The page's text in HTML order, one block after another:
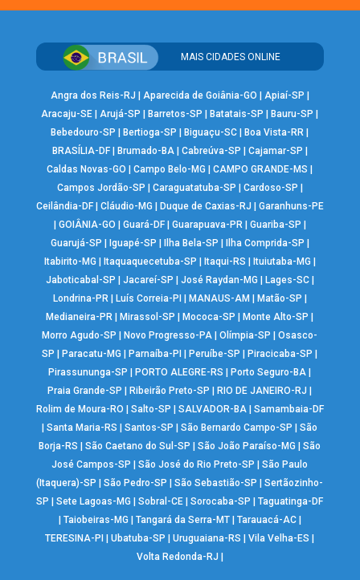
MAIS CIDADES ONLINE
Angra dos Reis-RJ Aparecida de Goiânia-GO Apiaí-SP
Aracaju-SE |Arujá-SP Barretos-SP Batatais-SP Bauru-SP
Bebedouro-SP
Bertioga-SP Biguaçu-SC Boa Vista-RR
BRASÍLIA-DF| Brumado-BA| Cabreúva-SP Cajamar-SP
Caldas Novas-GO
|Campo Belo-MG |CAMPO GRANDE-MS
Campos Jordão-SP
Caraguatatuba-SP Cardoso-SP
Ceilândia-DF| Cláudio-MG Duque de Caxias-RJ
Garanhuns-PE
GOIÂNIA-GO Guará-DF| Guarapuava-PR| Guariba-SP
Guarujá-SP
Iguapé-SP Ilha Bela-SP Ilha Comprida-SP
Itabirito-MG
Itaquaquecetuba-SP Itaqui-RS Ituiutaba-MG
Jaboticabal-SP
Jacareí-SP José Raydan-MG Lages-SC|
Londrina-PR| Luís Correia-PI MANAUS-AM Matão-SP
Medianeira-PR
Mirassol-SP Mococa-SP Monte Alto-SP
Morro Agudo-SP
Novo Progresso-PA |Olímpia-SP |Osasco-
SP
Paracatu-MG Parnaíba-PI Peruíbe-SP Piracicaba-SP
Pirassununga-SP
PORTO ALEGRE-RS Porto Seguro-BA
Praia Grande-SP
Ribeirão Preto-SP RIO DE JANEIRO-RJ
Rolim de Moura-RO
Salto-SP SALVADOR-BA| Samambaia-DF
|Santa Maria-RS |Santos-SP |São Bernardo Campo-SP |São
Borja-RS
|São Caetano do Sul-SP |São João Paraíso-MG |São
José Campos-SP
|São José do Rio Preto-SP |São Paulo
(Itaquera)-SP
|São Pedro-SP |São Sebastião-SP |Sertãozinho-
SP
|Sete Lagoas-MG |Sobral-CE |Sorocaba-SP |Taguatinga-DF
Taiobeiras-MG Tangará da Serra-MT| Tarauacá-AC|
TERESINA-PI
|Ubatuba-SP |Uruguaiana-RS |Vila Velha-ES
Volta Redonda-RJ